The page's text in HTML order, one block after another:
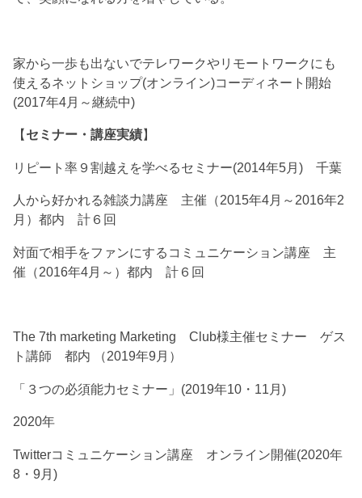
家から一歩も出ないでテレワークやリモートワークにも
使えるネットショップ(オンライン)コーディネート開始
(2017年4月～継続中)
【セミナー・講座実績】
リピート率９割越えを学べるセミナー(2014年5月) 千葉
人から好かれる雑談力講座 主催（2015年4月～2016年2
月）都内 計６回
対面で相手をファンにするコミュニケーション講座 主
催（2016年4月～）都内 計６回
The 7th marketing Marketing Club様主催セミナー ゲス
ト講師 都内 （2019年9月）
「３つの必須能力セミナー」(2019年10・11月)
2020年
Twitterコミュニケーション講座 オンライン開催(2020年
8・9月)